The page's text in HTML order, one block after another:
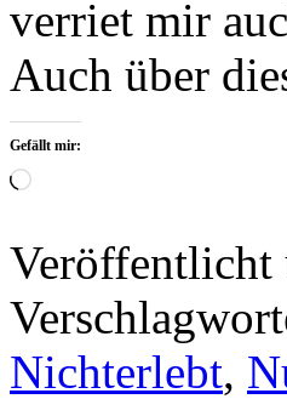
verriet mir
Auch über
Gefällt mir:
Wird
Veröffentlicht
Nichterlebt,